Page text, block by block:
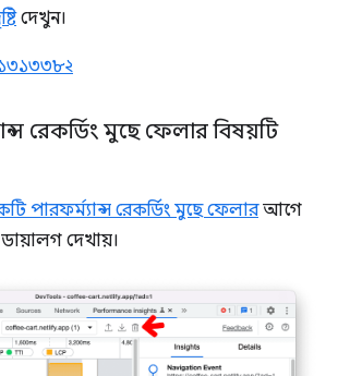
দেখুন।
রেকর্ডিং মুছে ফেলার বিষয়টি
পারফর্ম্যান্স রেকর্ডিং মুছে ফেলারআগে
দেখায়।